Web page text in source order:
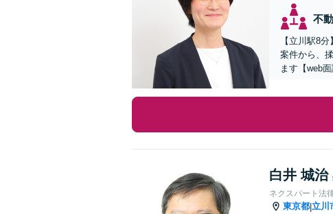
不
【立川駅8
案件から、
ます【web面
白井 城治
ネクスパート法
東京都|立川